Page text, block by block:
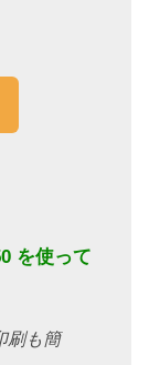
を使って
刷も簡